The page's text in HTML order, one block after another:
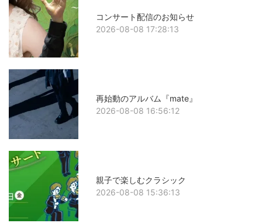
コンサート配信のお知らせ
2026-08-08 17:28:13
再始動のアルバム『mate』
2026-08-08 16:56:12
親子で楽しむクラシック
2026-08-08 15:36:13